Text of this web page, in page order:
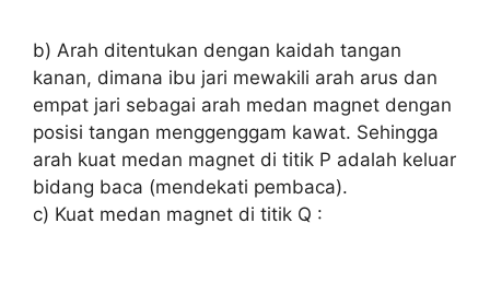
b) Arah ditentukan dengan kaidah tangan
kanan, dimana ibu jari mewakili arah arus dan
empat jari sebagai arah medan magnet dengan
posisi tangan menggenggam kawat. Sehingga
arah kuat medan magnet di titik P adalah keluar
bidang baca (mendekati pembaca).
c) Kuat medan magnet di titik Q :